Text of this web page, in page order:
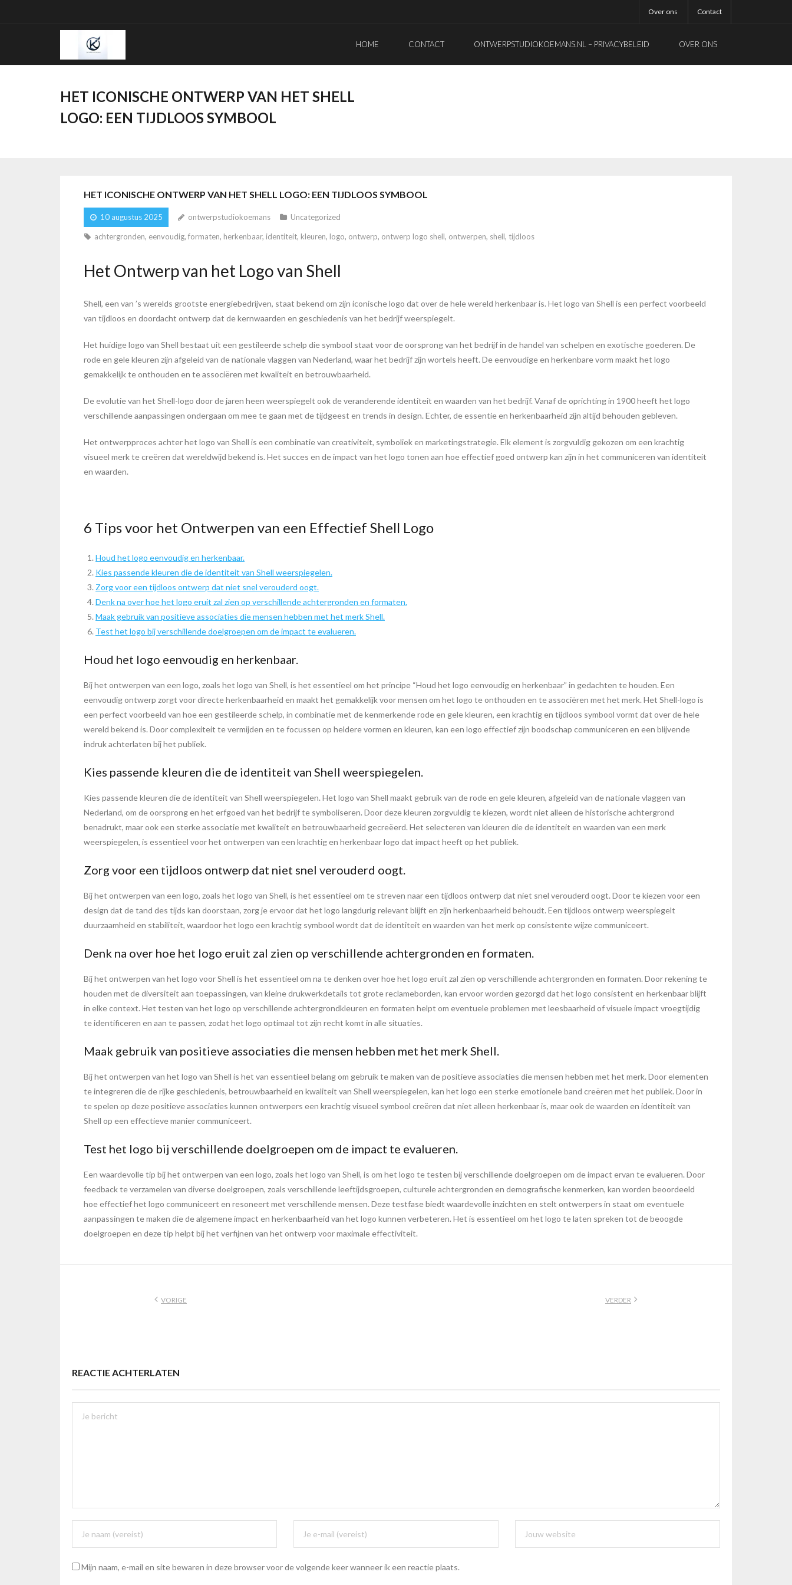
Over ons Contact
HOME CONTACT ONTWERPSTUDIOKOEMANS.NL – PRIVACYBELEID OVER ONS
HET ICONISCHE ONTWERP VAN HET SHELL
LOGO: EEN TIJDLOOS SYMBOOL
HET ICONISCHE ONTWERP VAN HET SHELL LOGO: EEN TIJDLOOS SYMBOOL
10 augustus 2025 ontwerpstudiokoemans Uncategorized
achtergronden, eenvoudig, formaten, herkenbaar, identiteit, kleuren, logo, ontwerp, ontwerp logo shell, ontwerpen, shell, tijdloos
Het Ontwerp van het Logo van Shell
Shell, een van ’s werelds grootste energiebedrijven, staat bekend om zijn iconische logo dat over de hele wereld herkenbaar is. Het logo van Shell is een perfect voorbeeld
van tijdloos en doordacht ontwerp dat de kernwaarden en geschiedenis van het bedrijf weerspiegelt.
Het huidige logo van Shell bestaat uit een gestileerde schelp die symbool staat voor de oorsprong van het bedrijf in de handel van schelpen en exotische goederen. De
rode en gele kleuren zijn afgeleid van de nationale vlaggen van Nederland, waar het bedrijf zijn wortels heeft. De eenvoudige en herkenbare vorm maakt het logo
gemakkelijk te onthouden en te associëren met kwaliteit en betrouwbaarheid.
De evolutie van het Shell-logo door de jaren heen weerspiegelt ook de veranderende identiteit en waarden van het bedrijf. Vanaf de oprichting in 1900 heeft het logo
verschillende aanpassingen ondergaan om mee te gaan met de tijdgeest en trends in design. Echter, de essentie en herkenbaarheid zijn altijd behouden gebleven.
Het ontwerpproces achter het logo van Shell is een combinatie van creativiteit, symboliek en marketingstrategie. Elk element is zorgvuldig gekozen om een krachtig
visueel merk te creëren dat wereldwijd bekend is. Het succes en de impact van het logo tonen aan hoe effectief goed ontwerp kan zijn in het communiceren van identiteit
en waarden.
6 Tips voor het Ontwerpen van een Effectief Shell Logo
Houd het logo eenvoudig en herkenbaar.
Kies passende kleuren die de identiteit van Shell weerspiegelen.
Zorg voor een tijdloos ontwerp dat niet snel verouderd oogt.
Denk na over hoe het logo eruit zal zien op verschillende achtergronden en formaten.
Maak gebruik van positieve associaties die mensen hebben met het merk Shell.
Test het logo bij verschillende doelgroepen om de impact te evalueren.
Houd het logo eenvoudig en herkenbaar.
Bij het ontwerpen van een logo, zoals het logo van Shell, is het essentieel om het principe “Houd het logo eenvoudig en herkenbaar” in gedachten te houden. Een
eenvoudig ontwerp zorgt voor directe herkenbaarheid en maakt het gemakkelijk voor mensen om het logo te onthouden en te associëren met het merk. Het Shell-logo is
een perfect voorbeeld van hoe een gestileerde schelp, in combinatie met de kenmerkende rode en gele kleuren, een krachtig en tijdloos symbool vormt dat over de hele
wereld bekend is. Door complexiteit te vermijden en te focussen op heldere vormen en kleuren, kan een logo effectief zijn boodschap communiceren en een blijvende
indruk achterlaten bij het publiek.
Kies passende kleuren die de identiteit van Shell weerspiegelen.
Kies passende kleuren die de identiteit van Shell weerspiegelen. Het logo van Shell maakt gebruik van de rode en gele kleuren, afgeleid van de nationale vlaggen van
Nederland, om de oorsprong en het erfgoed van het bedrijf te symboliseren. Door deze kleuren zorgvuldig te kiezen, wordt niet alleen de historische achtergrond
benadrukt, maar ook een sterke associatie met kwaliteit en betrouwbaarheid gecreëerd. Het selecteren van kleuren die de identiteit en waarden van een merk
weerspiegelen, is essentieel voor het ontwerpen van een krachtig en herkenbaar logo dat impact heeft op het publiek.
Zorg voor een tijdloos ontwerp dat niet snel verouderd oogt.
Bij het ontwerpen van een logo, zoals het logo van Shell, is het essentieel om te streven naar een tijdloos ontwerp dat niet snel verouderd oogt. Door te kiezen voor een
design dat de tand des tijds kan doorstaan, zorg je ervoor dat het logo langdurig relevant blijft en zijn herkenbaarheid behoudt. Een tijdloos ontwerp weerspiegelt
duurzaamheid en stabiliteit, waardoor het logo een krachtig symbool wordt dat de identiteit en waarden van het merk op consistente wijze communiceert.
Denk na over hoe het logo eruit zal zien op verschillende achtergronden en formaten.
Bij het ontwerpen van het logo voor Shell is het essentieel om na te denken over hoe het logo eruit zal zien op verschillende achtergronden en formaten. Door rekening te
houden met de diversiteit aan toepassingen, van kleine drukwerkdetails tot grote reclameborden, kan ervoor worden gezorgd dat het logo consistent en herkenbaar blijft
in elke context. Het testen van het logo op verschillende achtergrondkleuren en formaten helpt om eventuele problemen met leesbaarheid of visuele impact vroegtijdig
te identificeren en aan te passen, zodat het logo optimaal tot zijn recht komt in alle situaties.
Maak gebruik van positieve associaties die mensen hebben met het merk Shell.
Bij het ontwerpen van het logo van Shell is het van essentieel belang om gebruik te maken van de positieve associaties die mensen hebben met het merk. Door elementen
te integreren die de rijke geschiedenis, betrouwbaarheid en kwaliteit van Shell weerspiegelen, kan het logo een sterke emotionele band creëren met het publiek. Door in
te spelen op deze positieve associaties kunnen ontwerpers een krachtig visueel symbool creëren dat niet alleen herkenbaar is, maar ook de waarden en identiteit van
Shell op een effectieve manier communiceert.
Test het logo bij verschillende doelgroepen om de impact te evalueren.
Een waardevolle tip bij het ontwerpen van een logo, zoals het logo van Shell, is om het logo te testen bij verschillende doelgroepen om de impact ervan te evalueren. Door
feedback te verzamelen van diverse doelgroepen, zoals verschillende leeftijdsgroepen, culturele achtergronden en demografische kenmerken, kan worden beoordeeld
hoe effectief het logo communiceert en resoneert met verschillende mensen. Deze testfase biedt waardevolle inzichten en stelt ontwerpers in staat om eventuele
aanpassingen te maken die de algemene impact en herkenbaarheid van het logo kunnen verbeteren. Het is essentieel om het logo te laten spreken tot de beoogde
doelgroepen en deze tip helpt bij het verfijnen van het ontwerp voor maximale effectiviteit.
VORIGE VERDER
REACTIE ACHTERLATEN
Mijn naam, e-mail en site bewaren in deze browser voor de volgende keer wanneer ik een reactie plaats.